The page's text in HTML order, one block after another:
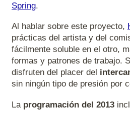
Spring.
Al hablar sobre este proyecto,
prácticas del artista y del
fácilmente soluble en el otro,
formas y patrones de trabajo.
disfruten del placer del
sin ningún tipo de presión por
La programación del 2013